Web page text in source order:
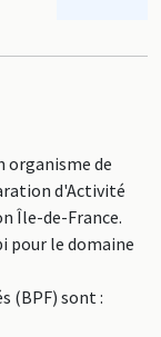
organisme de
d'Activité
Île-de-France.
pour le domaine
(BPF) sont :